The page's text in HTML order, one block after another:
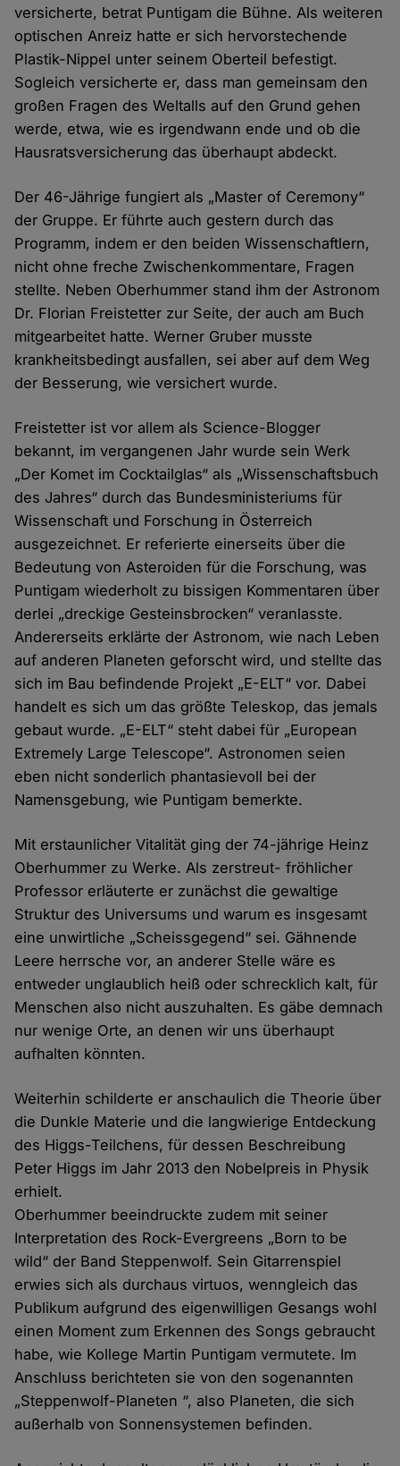
versicherte, betrat Puntigam die Bühne. Als weiteren
optischen Anreiz hatte er sich hervorstechende
Plastik-Nippel unter seinem Oberteil befestigt.
Sogleich versicherte er, dass man gemeinsam den
großen Fragen des Weltalls auf den Grund gehen
werde, etwa, wie es irgendwann ende und ob die
Hausratsversicherung das überhaupt abdeckt.
Der 46-Jährige fungiert als „Master of Ceremony“
der Gruppe. Er führte auch gestern durch das
Programm, indem er den beiden Wissenschaftlern,
nicht ohne freche Zwischenkommentare, Fragen
stellte. Neben Oberhummer stand ihm der Astronom
Dr. Florian Freistetter zur Seite, der auch am Buch
mitgearbeitet hatte. Werner Gruber musste
krankheitsbedingt ausfallen, sei aber auf dem Weg
der Besserung, wie versichert wurde.
Freistetter ist vor allem als Science-Blogger
bekannt, im vergangenen Jahr wurde sein Werk
„Der Komet im Cocktailglas“ als „Wissenschaftsbuch
des Jahres“ durch das Bundesministeriums für
Wissenschaft und Forschung in Österreich
ausgezeichnet. Er referierte einerseits über die
Bedeutung von Asteroiden für die Forschung, was
Puntigam wiederholt zu bissigen Kommentaren über
derlei „dreckige Gesteinsbrocken“ veranlasste.
Andererseits erklärte der Astronom, wie nach Leben
auf anderen Planeten geforscht wird, und stellte das
sich im Bau befindende Projekt „E-ELT“ vor. Dabei
handelt es sich um das größte Teleskop, das jemals
gebaut wurde. „E-ELT“ steht dabei für „European
Extremely Large Telescope“. Astronomen seien
eben nicht sonderlich phantasievoll bei der
Namensgebung, wie Puntigam bemerkte.
Mit erstaunlicher Vitalität ging der 74-jährige Heinz
Oberhummer zu Werke. Als zerstreut- fröhlicher
Professor erläuterte er zunächst die gewaltige
Struktur des Universums und warum es insgesamt
eine unwirtliche „Scheissgegend“ sei. Gähnende
Leere herrsche vor, an anderer Stelle wäre es
entweder unglaublich heiß oder schrecklich kalt, für
Menschen also nicht auszuhalten. Es gäbe demnach
nur wenige Orte, an denen wir uns überhaupt
aufhalten könnten.
Weiterhin schilderte er anschaulich die Theorie über
die Dunkle Materie und die langwierige Entdeckung
des Higgs-Teilchens, für dessen Beschreibung
Peter Higgs im Jahr 2013 den Nobelpreis in Physik
erhielt.
Oberhummer beeindruckte zudem mit seiner
Interpretation des Rock-Evergreens „Born to be
wild“ der Band Steppenwolf. Sein Gitarrenspiel
erwies sich als durchaus virtuos, wenngleich das
Publikum aufgrund des eigenwilligen Gesangs wohl
einen Moment zum Erkennen des Songs gebraucht
habe, wie Kollege Martin Puntigam vermutete. Im
Anschluss berichteten sie von den sogenannten
„Steppenwolf-Planeten “, also Planeten, die sich
außerhalb von Sonnensystemen befinden.